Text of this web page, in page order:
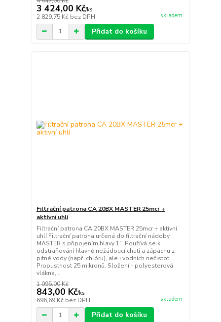
3 424,00 Kč/ks
2 829,75 Kč bez DPH skladem
Přidat do košíku
Filtrační patrona CA 20BX MASTER 25mcr +
aktivní uhlí
Filtrační patrona CA 20BX MASTER 25mcr + aktivní
uhlí Filtrační patrona určená do filtrační nádoby
MASTER s připojením hlavy 1". Používá se k
odstraňování hlavně nežádoucí chuti a zápachu z
pitné vody (např. chlóru), ale i vodních nečistot.
Propustnost 25 mikronů. Složení - polyesterová
vlákna,...
1 095,00 Kč
843,00 Kč/ks
696,69 Kč bez DPH skladem
Přidat do košíku